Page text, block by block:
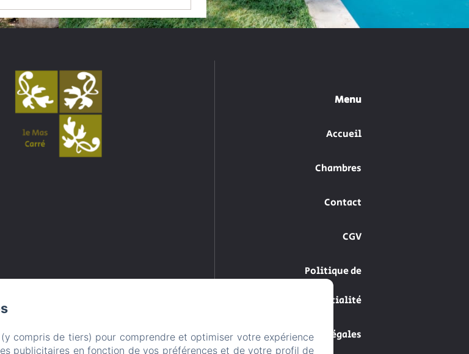
Menu
Accueil
Chambres
Contact
CGV
Politique de
confidentialité
Informations légales
compris de tiers) pour comprendre et optimiser votre expérience
publicitaires en fonction de vos préférences et de votre profil de